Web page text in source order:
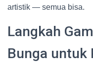
artistik — semua bisa.
Langkah
Bunga untuk